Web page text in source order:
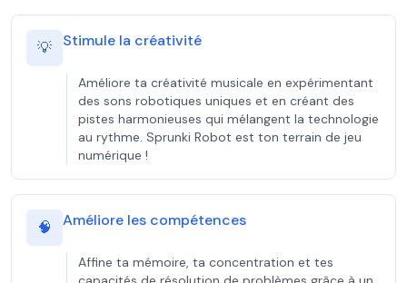
💡 Stimule la créativité
Améliore ta créativité musicale en expérimentant
des sons robotiques uniques et en créant des
pistes harmonieuses qui mélangent la technologie
au rythme. Sprunki Robot est ton terrain de jeu
numérique !
🧠 Améliore les compétences
Affine ta mémoire, ta concentration et tes